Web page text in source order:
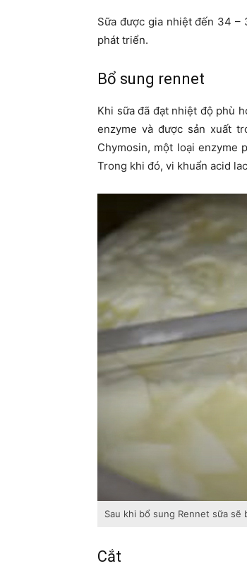
Sữa được gia nhiệt đến 34 –
phát triển.
Bổ sung rennet
Khi sữa đã đạt nhiệt độ phù
enzyme và được sản xuất
Chymosin, một loại enzyme
Trong khi đó, vi khuẩn acid
Sau khi bổ sung Rennet sữa
Cắt